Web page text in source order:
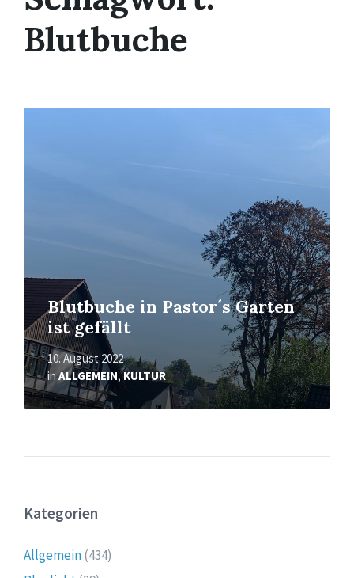
Blutbuche
Blutbuche in Pastor´s Garten
ist gefällt
10. August 2022
inALLGEMEIN,KULTUR
Mehr
Kategorien
Allgemein(434)